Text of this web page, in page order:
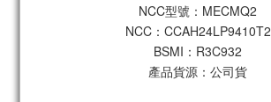
NCC型號：MECMQ2
NCC：CCAH24LP9410T2
BSMI：R3C932
產品貨源：公司貨